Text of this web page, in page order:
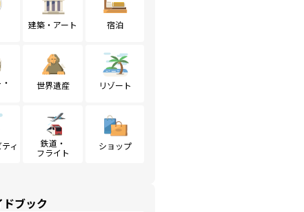
建築・アート 宿泊
世界遺産 リゾート
ィ
鉄道・
フライト
ショップ
ブック